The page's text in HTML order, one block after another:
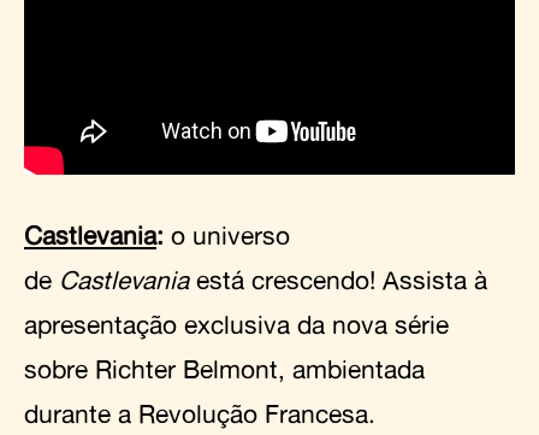
Castlevania: o universo
de Castlevaniaestá crescendo! Assista à
apresentação exclusiva da nova série
sobre Richter Belmont, ambientada
durante a Revolução Francesa.